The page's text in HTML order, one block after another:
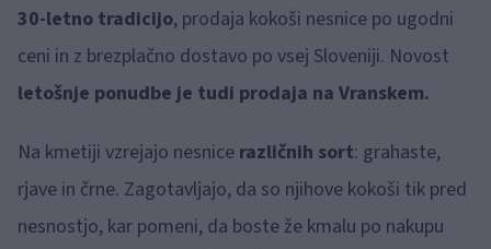
30-letno tradicijo, prodaja kokoši nesnice po ugodni
ceni in z brezplačno dostavo po vsej Sloveniji. Novost
letošnje ponudbe je tudi prodaja na Vranskem.
Na kmetiji vzrejajo nesnice različnih sort: grahaste,
rjave in črne. Zagotavljajo, da so njihove kokoši tik pred
nesnostjo, kar pomeni, da boste že kmalu po nakupu